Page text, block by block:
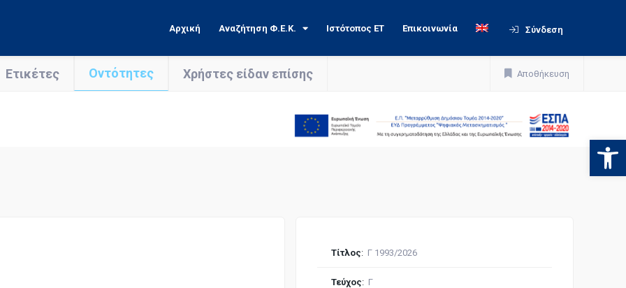
Σύνδεση
Αρχική Αναζήτηση Φ.Ε.Κ. Ιστότοπος ΕΤ Επικοινωνία
Ετικέτες Οντότητες Χρήστες είδαν επίσης Αποθήκευση
Τίτλος: Γ 1993/2026
Τεύχος: Γ